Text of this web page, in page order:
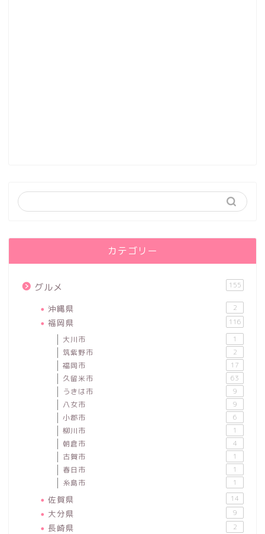
カテゴリー
グルメ 155
沖縄県 2
福岡県 116
大川市 1
筑紫野市 2
福岡市 17
久留米市 63
うきは市 9
八女市 9
小郡市 6
柳川市 1
朝倉市 4
古賀市 1
春日市 1
糸島市 1
佐賀県 14
大分県 9
長崎県 2